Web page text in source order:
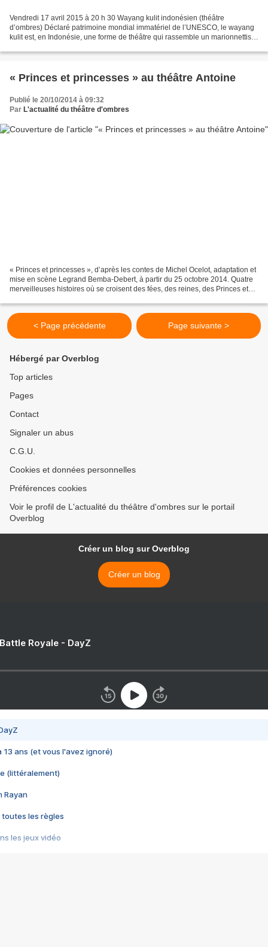
Vendredi 17 avril 2015 à 20 h 30 Wayang kulit indonésien (théâtre
d’ombres) Déclaré patrimoine mondial immatériel de l’UNESCO, le wayang
kulit est, en Indonésie, une forme de théâtre qui rassemble un marionnettiste
« Princes et princesses » au théâtre Antoine
Publié le 20/10/2014 à 09:32
Par L'actualité du théâtre d'ombres
« Princes et princesses », d’après les contes de Michel Ocelot, adaptation et
mise en scène Legrand Bemba-Debert, à partir du 25 octobre 2014. Quatre
merveilleuses histoires où se croisent des fées, des reines, des Princes et
< Page précédente Page suivante >
Hébergé par Overblog
Top articles
Pages
Contact
Signaler un abus
C.G.U.
Cookies et données personnelles
Préférences cookies
Voir le profil de L'actualité du théâtre d'ombres sur le portail
Overblog
Créer un blog sur Overblog
Créer un blog
Royale - DayZ
13 ans (et vous l'avez ignoré)
(littéralement)
Rayan
toutes les règles
les jeux vidéo